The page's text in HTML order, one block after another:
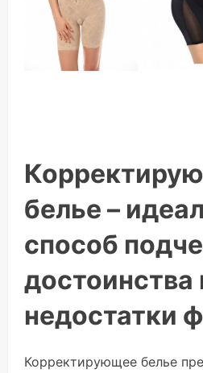
белье –
способ
достоинства
недостатки
Корректирующее белье